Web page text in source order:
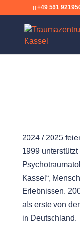
+49 561
2024 / 2025
1999
Kassel“,
Erlebnissen.
als erste von
in Deutschland.